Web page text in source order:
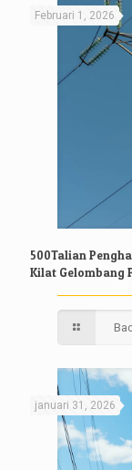
Februari 1, 2026
500Talian
Kilat Gelombang
januari 31, 2026